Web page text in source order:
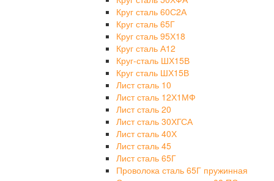
Круг сталь 60С2А
Круг сталь 65Г
Круг сталь 95Х18
Круг сталь А12
Круг-сталь ШХ15В
Круг сталь ШХ15В
Лист сталь 10
Лист сталь 12Х1МФ
Лист сталь 20
Лист сталь 30ХГСА
Лист сталь 40Х
Лист сталь 45
Лист сталь 65Г
Проволока сталь 65Г пружинная